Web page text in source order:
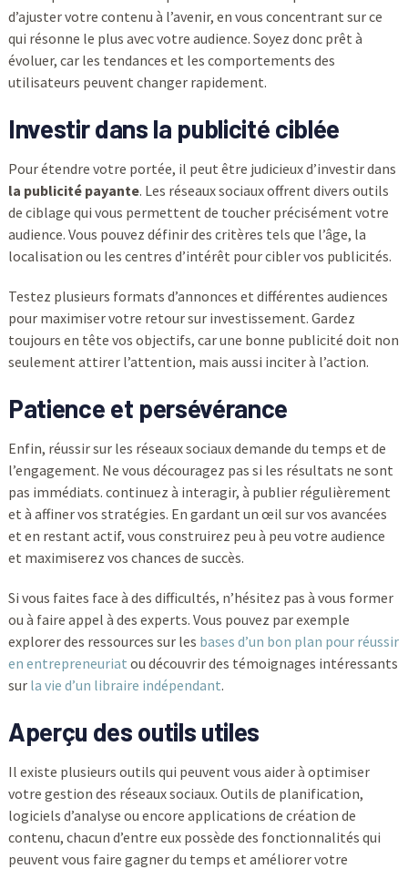
d’ajuster votre contenu à l’avenir, en vous concentrant sur ce
qui résonne le plus avec votre audience. Soyez donc prêt à
évoluer, car les tendances et les comportements des
utilisateurs peuvent changer rapidement.
Investir dans la publicité ciblée
Pour étendre votre portée, il peut être judicieux d’investir dans
la publicité payante. Les réseaux sociaux offrent divers outils
de ciblage qui vous permettent de toucher précisément votre
audience. Vous pouvez définir des critères tels que l’âge, la
localisation ou les centres d’intérêt pour cibler vos publicités.
Testez plusieurs formats d’annonces et différentes audiences
pour maximiser votre retour sur investissement. Gardez
toujours en tête vos objectifs, car une bonne publicité doit non
seulement attirer l’attention, mais aussi inciter à l’action.
Patience et persévérance
Enfin, réussir sur les réseaux sociaux demande du temps et de
l’engagement. Ne vous découragez pas si les résultats ne sont
pas immédiats. continuez à interagir, à publier régulièrement
et à affiner vos stratégies. En gardant un œil sur vos avancées
et en restant actif, vous construirez peu à peu votre audience
et maximiserez vos chances de succès.
Si vous faites face à des difficultés, n’hésitez pas à vous former
ou à faire appel à des experts. Vous pouvez par exemple
explorer des ressources sur les bases d’un bon plan pour réussir
en entrepreneuriat ou découvrir des témoignages intéressants
sur la vie d’un libraire indépendant.
Aperçu des outils utiles
Il existe plusieurs outils qui peuvent vous aider à optimiser
votre gestion des réseaux sociaux. Outils de planification,
logiciels d’analyse ou encore applications de création de
contenu, chacun d’entre eux possède des fonctionnalités qui
peuvent vous faire gagner du temps et améliorer votre